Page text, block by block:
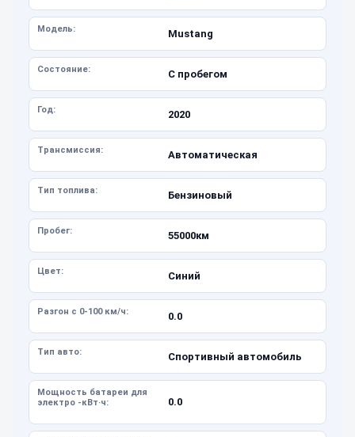
Модель: Mustang
Состояние: С пробегом
Год: 2020
Трансмиссия: Автоматическая
Тип топлива: Бензиновый
Пробег: 55000км
Цвет: Синий
Разгон с 0-100 км/ч: 0.0
Тип авто: Спортивный автомобиль
Мощность батареи для
электро -кВт·ч:
0.0